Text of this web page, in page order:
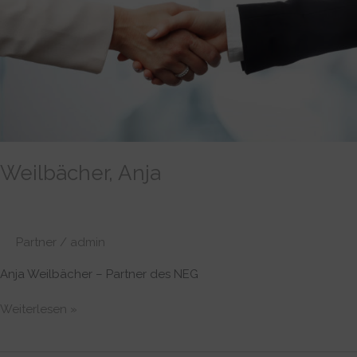
Weilbächer, Anja
Partner / admin
Anja Weilbächer – Partner des NEG
Weiterlesen »